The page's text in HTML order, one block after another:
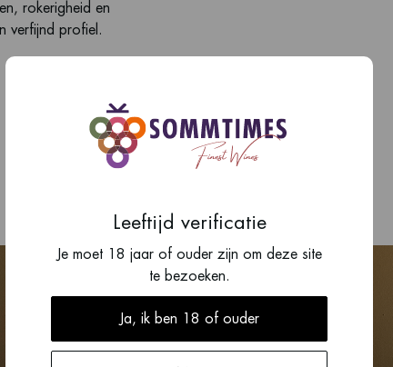
rokerigheid en
verfijnd profiel.
Leeftijd verificatie
Je moet 18 jaar of ouder zijn om deze site
te bezoeken.
Ja, ik ben 18 of ouder